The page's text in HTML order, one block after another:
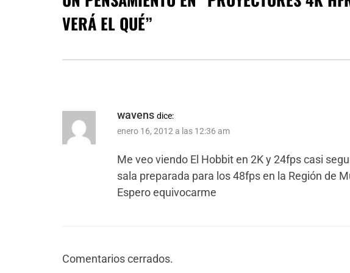
VERÁ EL QUÉ”
wavens dice:
enero 16, 2012 a las 12:36 am
Me veo viendo El Hobbit en 2K y 24fps casi
sala preparada para los 48fps en la Región de
Espero equivocarme
Comentarios cerrados.